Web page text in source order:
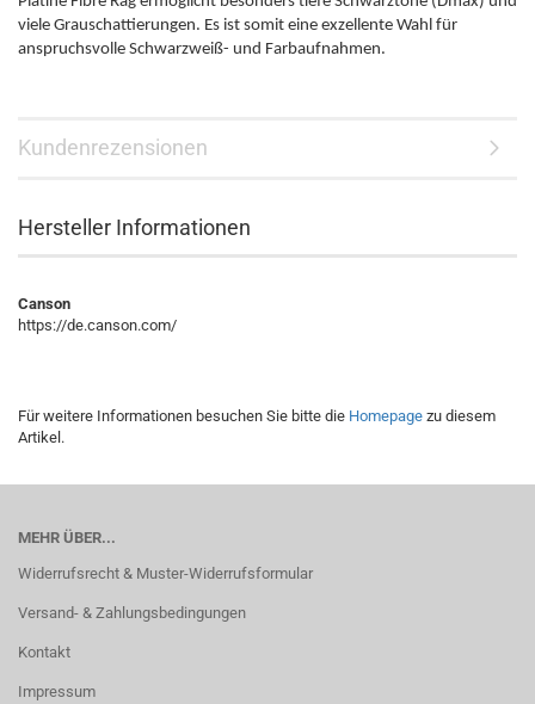
viele Grauschattierungen. Es ist somit eine exzellente Wahl für
anspruchsvolle Schwarzweiß- und Farbaufnahmen.
Kundenrezensionen
Hersteller Informationen
Canson
https://de.canson.com/
Für weitere Informationen besuchen Sie bitte die Homepage zu diesem
Artikel.
MEHR ÜBER...
Widerrufsrecht & Muster-Widerrufsformular
Versand- & Zahlungsbedingungen
Kontakt
Impressum